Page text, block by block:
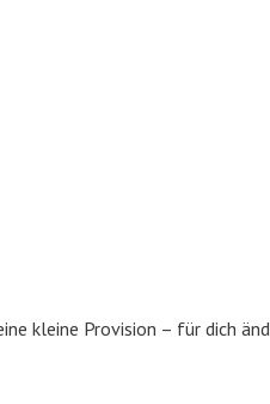
kleine Provision – für dich